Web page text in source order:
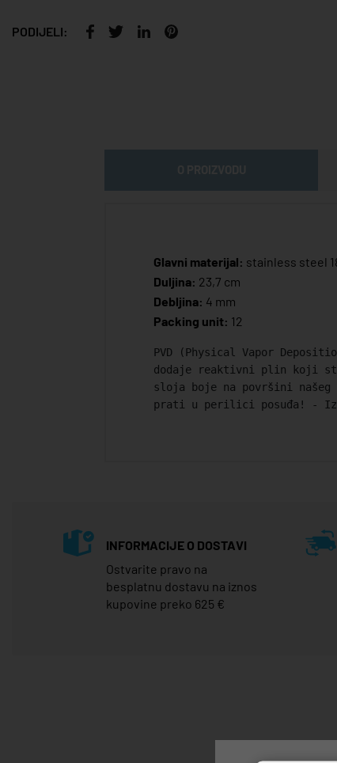
PODIJELI:
Glavni materijal: stainless steel
Duljina: 23,7 cm
Debljina: 4 mm
Packing unit: 12
PVD (Physical Vapor
dodaje reaktivni plin koji
sloja boje na površini
prati u perilici posuđa! -
INFORMACIJE O DOSTAVI
Ostvarite pravo na
besplatnu dostavu na iznos
kupovine preko 625 €